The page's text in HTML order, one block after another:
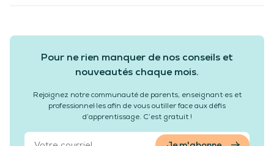
Pour ne rien manquer de nos conseils et
nouveautés chaque mois.
Rejoignez notre communauté de parents, enseignant·es et
professionnel·les afin de vous outiller face aux défis
d’apprentissage. C’est gratuit !